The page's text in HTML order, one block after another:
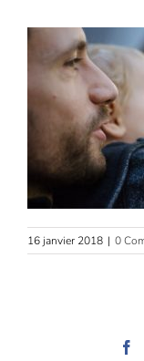
16 janvier 2018 | 0